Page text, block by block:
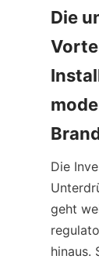
Die
Die
geht
hinaus.